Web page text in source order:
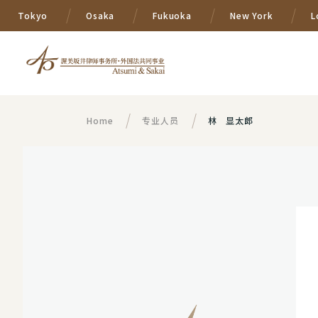
Tokyo Osaka Fukuoka New York
Home 专业人员 林 显太郎